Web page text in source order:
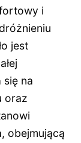
i
jest
się na
oraz
obejmującą